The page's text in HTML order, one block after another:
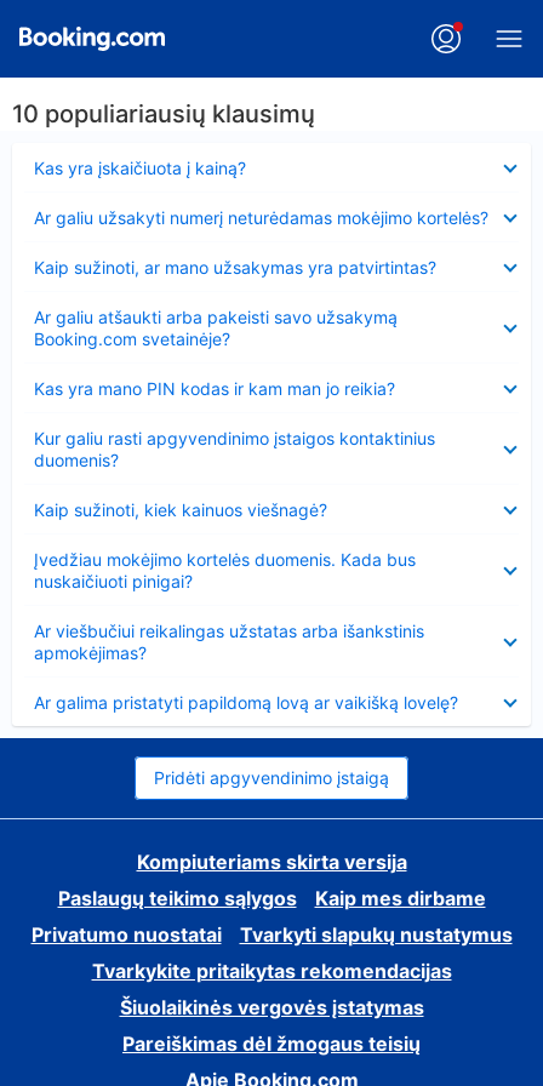
10 populiariausių klausimų
Kas yra įskaičiuota į kainą?
Ar galiu užsakyti numerį neturėdamas mokėjimo kortelės?
Kaip sužinoti, ar mano užsakymas yra patvirtintas?
Ar galiu atšaukti arba pakeisti savo užsakymą
Booking.com svetainėje?
Kas yra mano PIN kodas ir kam man jo reikia?
Kur galiu rasti apgyvendinimo įstaigos kontaktinius
duomenis?
Kaip sužinoti, kiek kainuos viešnagė?
Įvedžiau mokėjimo kortelės duomenis. Kada bus
nuskaičiuoti pinigai?
Ar viešbučiui reikalingas užstatas arba išankstinis
apmokėjimas?
Ar galima pristatyti papildomą lovą ar vaikišką lovelę?
Pridėti apgyvendinimo įstaigą
Kompiuteriams skirta versija
Paslaugų teikimo sąlygos
Kaip mes dirbame
Privatumo nuostatai
Tvarkyti slapukų nustatymus
Tvarkykite pritaikytas rekomendacijas
Šiuolaikinės vergovės įstatymas
Pareiškimas dėl žmogaus teisių
Apie Booking.com